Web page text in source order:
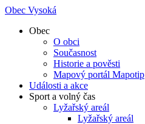
Obec Vysoká
Obec
O obci
Současnost
Historie a pověsti
Mapový portál Mapotip
Události a akce
Sport a volný čas
Lyžařský areál
Lyžařský areál